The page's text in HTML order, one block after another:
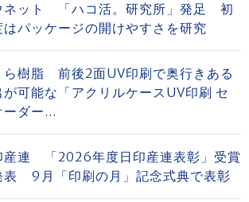
ネット 「ハコ活。研究所」発足 初
はパッケージの開けやすさを研究
ら樹脂 前後2面UV印刷で奥行きある
が可能な「アクリルケースUV印刷 セ
ーダー...
産連 「2026年度日印産連表彰」受賞
表 9月「印刷の月」記念式典で表彰